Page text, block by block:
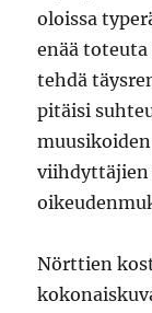
oloissa
enää
tehdä
pitäisi
viihdyttäjien
Nörttien